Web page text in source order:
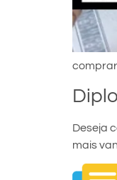
Deseja
mais